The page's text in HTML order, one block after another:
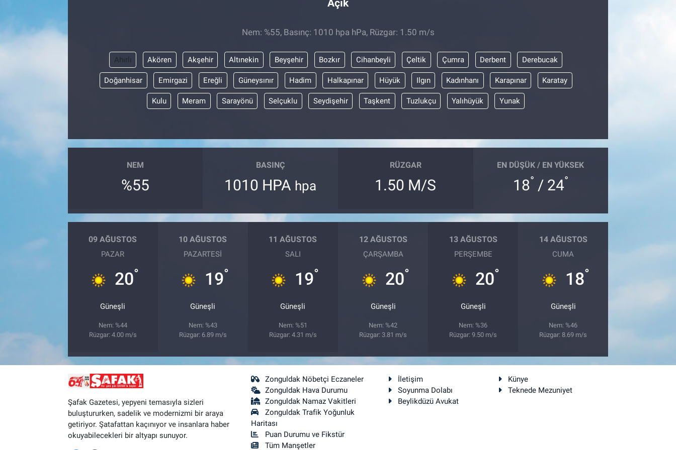
Açık
Nem: %55, Basınç: 1010 hpa hPa, Rüzgar: 1.50 m/s
Ahırlı Akören Akşehir Altınekin Beyşehir Bozkır Cihanbeyli Çeltik Çumra Derbent Derebucak
Doğanhisar Emirgazi Ereğli Güneysınır Hadim Halkapınar Hüyük Ilgın Kadınhanı Karapınar Karatay
Kulu Meram Sarayönü Selçuklu Seydişehir Taşkent Tuzlukçu Yalıhüyük Yunak
NEM
%55
BASINÇ
1010 HPA hpa
RÜZGAR
1.50 M/S
EN DÜŞÜK / EN YÜKSEK
18° / 24°
09 AĞUSTOS
PAZAR
20°
Güneşli
Nem: %44
Rüzgar: 4.00 m/s
10 AĞUSTOS
PAZARTESI
19°
Güneşli
Nem: %43
Rüzgar: 6.89 m/s
11 AĞUSTOS
SALI
19°
Güneşli
Nem: %51
Rüzgar: 4.31 m/s
12 AĞUSTOS
ÇARŞAMBA
20°
Güneşli
Nem: %42
Rüzgar: 3.81 m/s
13 AĞUSTOS
PERŞEMBE
20°
Güneşli
Nem: %36
Rüzgar: 9.50 m/s
14 AĞUSTOS
CUMA
18°
Güneşli
Nem: %46
Rüzgar: 8.69 m/s
Şafak Gazetesi, yepyeni temasıyla sizleri
buluştururken, sadelik ve modernizmi bir araya
getiriyor. Şatafattan kaçınıyor ve insanlara haber
okuyabilecekleri bir altyapı sunuyor.
Zonguldak Nöbetçi Eczaneler
Zonguldak Hava Durumu
Zonguldak Namaz Vakitleri
Zonguldak Trafik Yoğunluk
Haritası
Puan Durumu ve Fikstür
Tüm Manşetler
İletişim
Künye
Soyunma Dolabı
Teknede Mezuniyet
Beylikdüzü Avukat